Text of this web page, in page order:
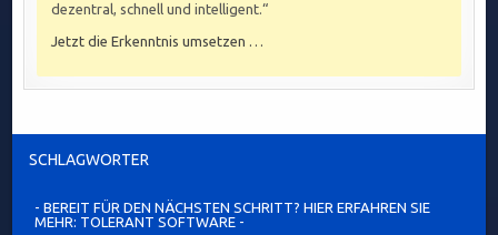
dezentral, schnell und intelligent.“
Jetzt die Erkenntnis umsetzen …
SCHLAGWÖRTER
- BEREIT FÜR DEN NÄCHSTEN SCHRITT? HIER ERFAHREN SIE
MEHR: TOLERANT SOFTWARE -